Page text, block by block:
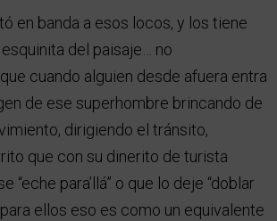
en banda a esos locos, y los tiene
del paisaje… no
cuando alguien desde afuera entra
de ese superhombre brincando de
dirigiendo el tránsito,
que con su dinerito de turista
“eche para’llá” o que lo deje “doblar
para ellos eso es como un equivalente